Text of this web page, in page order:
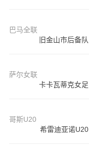
巴马全联
旧金山市后备队
萨尔女联
卡卡瓦蒂克女足
哥斯U20
希雷迪亚诺U20